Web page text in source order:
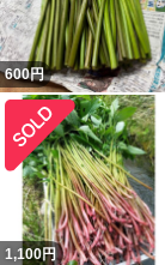
600円
1,100円